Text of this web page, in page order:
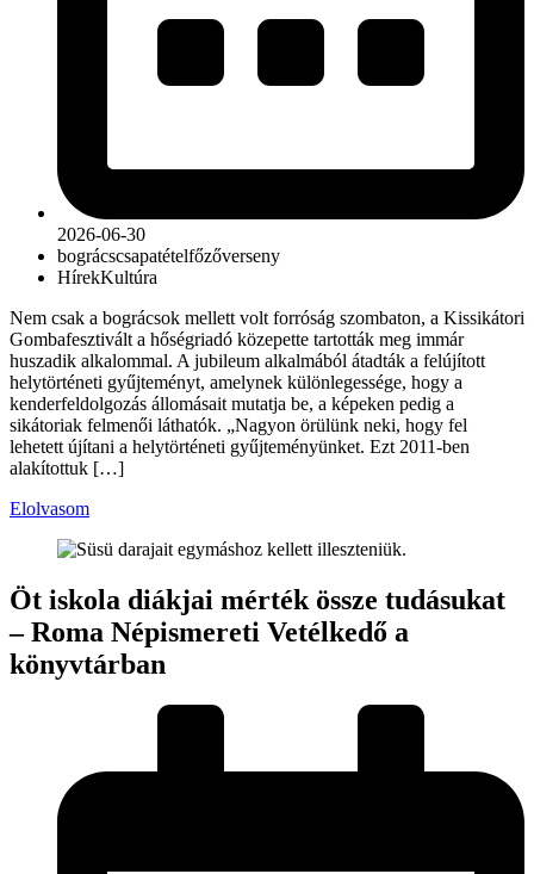
2026-06-30
bográcscsapatételfőzőverseny
HírekKultúra
Nem csak a bográcsok mellett volt forróság szombaton, a Kissikátori
Gombafesztivált a hőségriadó közepette tartották meg immár
huszadik alkalommal. A jubileum alkalmából átadták a felújított
helytörténeti gyűjteményt, amelynek különlegessége, hogy a
kenderfeldolgozás állomásait mutatja be, a képeken pedig a
sikátoriak felmenői láthatók. „Nagyon örülünk neki, hogy fel
lehetett újítani a helytörténeti gyűjteményünket. Ezt 2011-ben
alakítottuk […]
Elolvasom
Öt iskola diákjai mérték össze tudásukat
– Roma Népismereti Vetélkedő a
könyvtárban